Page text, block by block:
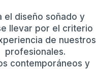
el diseño soñado y
llevar por el criterio
de nuestros
profesionales.
contemporáneos y